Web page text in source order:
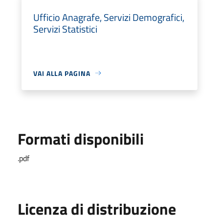
Ufficio Anagrafe, Servizi Demografici,
Servizi Statistici
VAI ALLA PAGINA
Formati disponibili
.pdf
Licenza di distribuzione